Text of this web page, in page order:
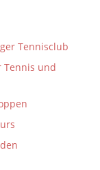
Tennisclub
Tennis und